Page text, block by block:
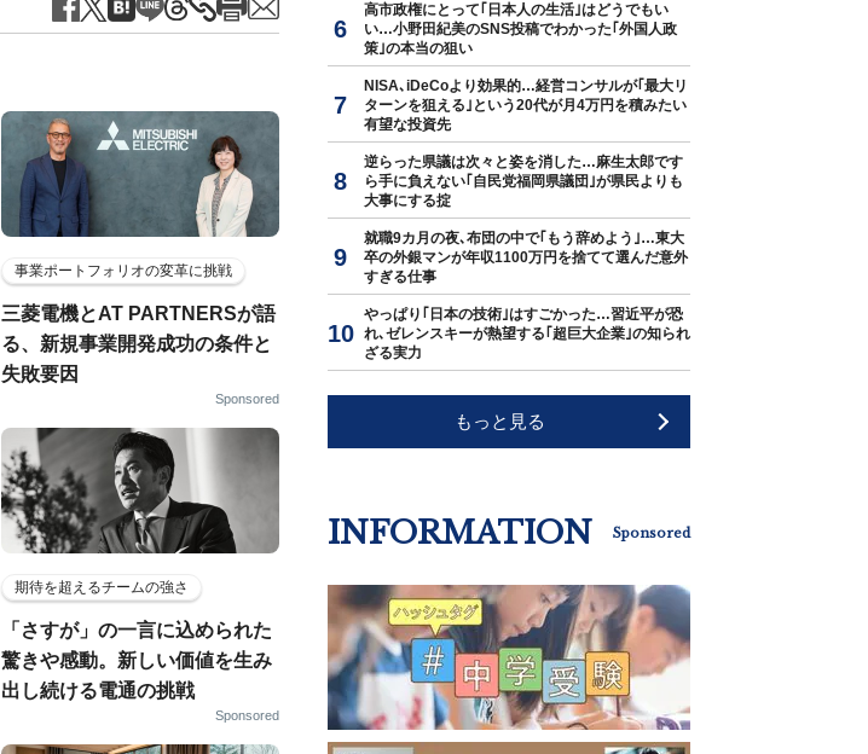
事業ポートフォリオの変革に挑戦
三菱電機とAT PARTNERSが語
る、新規事業開発成功の条件と
失敗要因
Sponsored
期待を超えるチームの強さ
「さすが」の一言に込められた
驚きや感動。新しい価値を生み
出し続ける電通の挑戦
Sponsored
高市政権にとって｢日本人の生活｣はどうでもい
い…小野田紀美のSNS投稿でわかった｢外国人政
策｣の本当の狙い
NISA､iDeCoより効果的…経営コンサルが｢最大リ
ターンを狙える｣という20代が月4万円を積みたい
有望な投資先
逆らった県議は次々と姿を消した…麻生太郎です
ら手に負えない｢自民党福岡県議団｣が県民よりも
大事にする掟
就職9カ月の夜､布団の中で｢もう辞めよう｣…東大
卒の外銀マンが年収1100万円を捨てて選んだ意外
すぎる仕事
やっぱり｢日本の技術｣はすごかった…習近平が恐
れ､ゼレンスキーが熱望する｢超巨大企業｣の知られ
ざる実力
もっと見る
INFORMATION Sponsored